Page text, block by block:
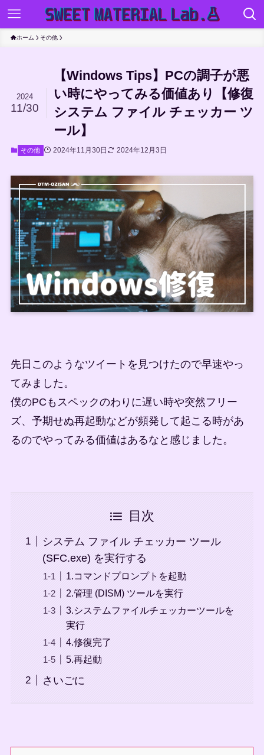
ホーム その他
【Windows Tips】PCの調子が悪
い時にやってみる価値あり【修復
システム ファイル チェッカー ツ
ール】
2024
11/30
その他 2024年11月30日 2024年12月3日
先日このようなツイートを見つけたので早速やっ
てみました。
僕のPCもスペックのわりに遅い時や突然フリー
ズ、予期せぬ再起動などが頻発して起こる時があ
るのでやってみる価値はあるなと感じました。
目次
システム ファイル チェッカー ツール
(SFC.exe) を実行する
1.コマンドプロンプトを起動
2.管理 (DISM) ツールを実行
3.システムファイルチェッカーツールを
実行
4.修復完了
5.再起動
さいごに